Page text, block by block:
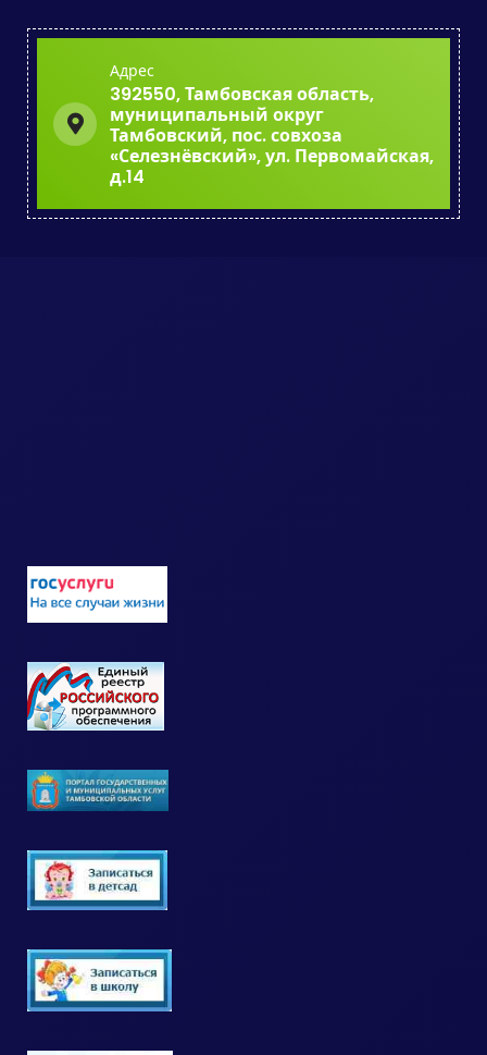
Адрес
392550, Тамбовская область,
муниципальный округ
Тамбовский, пос. совхоза
«Селезнёвский», ул. Первомайская,
д.14